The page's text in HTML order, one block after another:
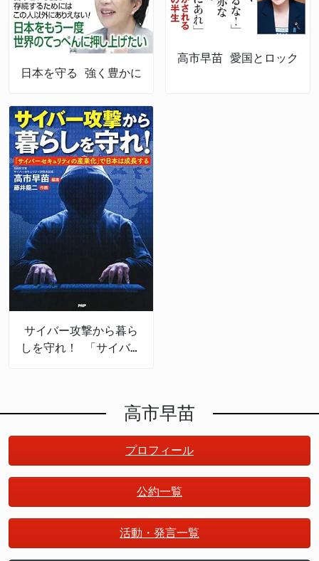
日本を守る 強く豊かに
高市早苗 愛国とロック
サイバー攻撃から暮ら
しを守れ！ 「サイバー
高市早苗
プロフィール
公約一覧
活動・発言一覧